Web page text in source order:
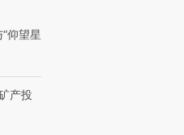
视线｜“入侵”还是“人道危
仰望星
产投